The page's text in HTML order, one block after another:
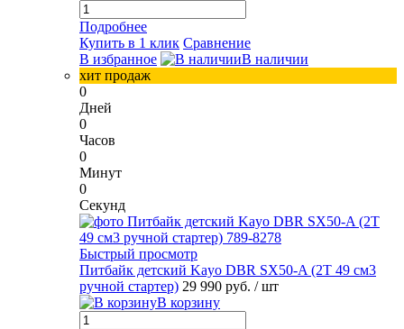
Подробнее
Купить в 1 клик Сравнение
В избранное
В наличии
хит продаж
0
Дней
0
Часов
0
Минут
0
Секунд
Быстрый просмотр
Питбайк детский Kayo DBR SX50-A (2T 49 см3
ручной стартер) 29 990 руб. / шт
В корзину